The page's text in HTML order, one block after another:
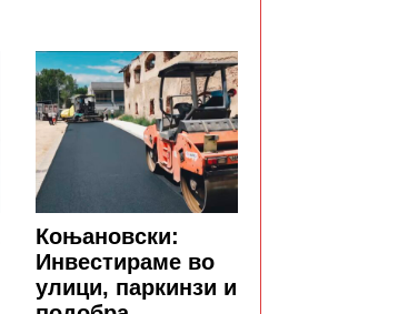
Коњановски:
Инвестираме во
улици, паркинзи и